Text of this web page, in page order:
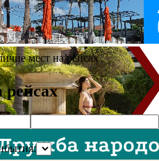
мест на рейсах